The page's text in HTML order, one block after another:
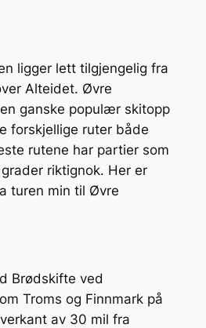
ligger lett tilgjengelig fra
Alteidet. Øvre
ganske populær skitopp
forskjellige ruter både
rutene har partier som
riktignok. Her er
turen min til Øvre
Brødskifte ved
Troms og Finnmark på
av 30 mil fra